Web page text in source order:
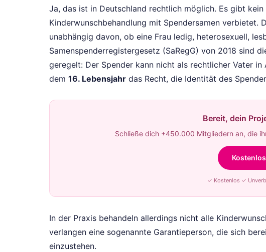
Ja, das ist in Deutschland rechtlich möglich. Es gibt
Kinderwunschbehandlung mit Spendersamen verbietet.
unabhängig davon, ob eine Frau ledig, heterosexuell,
Samenspenderregistergesetz (SaRegG) von 2018 sind
geregelt: Der Spender kann nicht als rechtlicher Vater
dem 16. Lebensjahr das Recht, die Identität des
Bereit, dein
Schließe dich +450.000 Mitgliedern an, die
✓ Kostenlos ✓
In der Praxis behandeln allerdings nicht alle
verlangen eine sogenannte Garantieperson, die sich
einzustehen.